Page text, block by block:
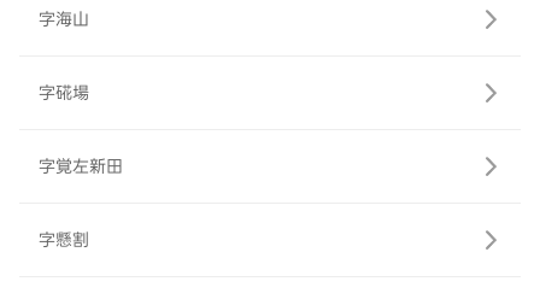
字海山
字硴場
字覚左新田
字懸割